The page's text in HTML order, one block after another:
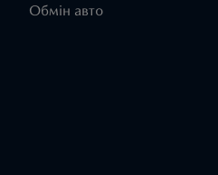
Обмін авто